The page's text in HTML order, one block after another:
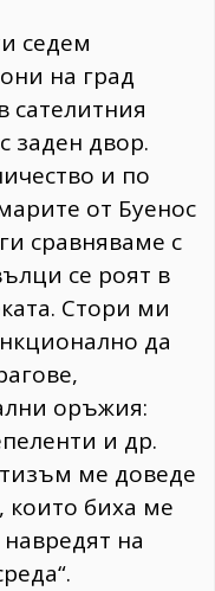
седем
на град
сателитния
заден двор.
и по
от Буенос
сравняваме с
се роят в
Стори ми
да
оръжия:
и др.
ме доведе
които биха ме
на